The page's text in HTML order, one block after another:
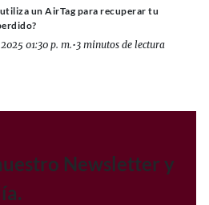
utiliza un AirTag para recuperar tu
01:30 p. m.•3 minutos de lectura
Newsletter y